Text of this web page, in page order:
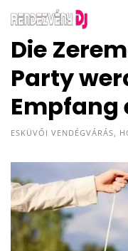
Die
Party
Empfang
ESKÜVŐI VENDÉGVÁRÁS,